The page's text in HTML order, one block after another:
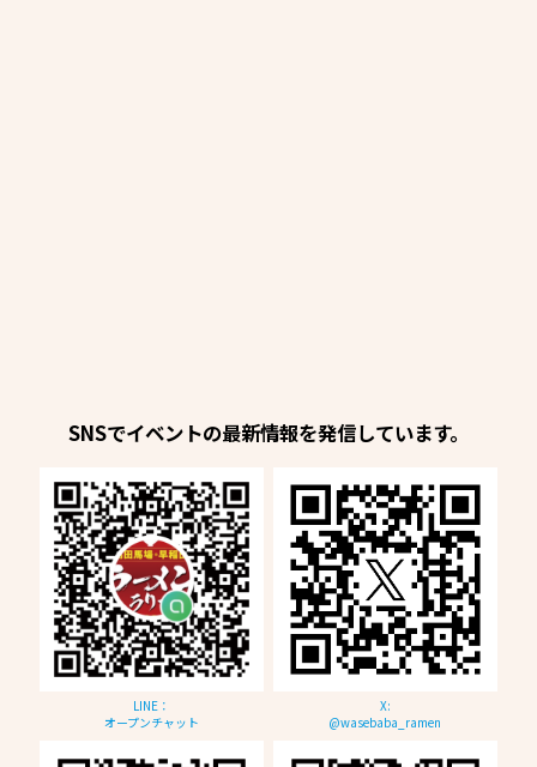
SNSでイベントの最新情報を発信しています。
LINE：
オープンチャット
X:
@wasebaba_ramen